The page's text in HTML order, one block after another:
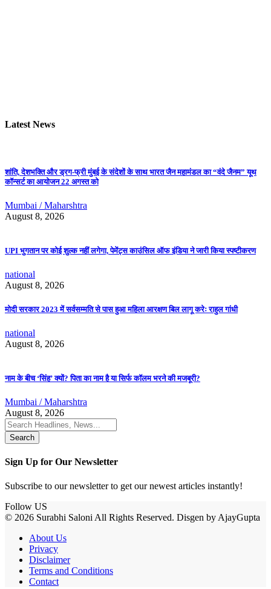
Latest News
शांति, देशभक्ति और ड्रग-फ्री मुंबई के संदेशों के साथ भारत जैन महामंडल का “वंदे जैनम” यूथ
कॉन्सर्ट का आयोजन 22 अगस्त को
Mumbai / Maharshtra
August 8, 2026
UPI भुगतान पर कोई शुल्क नहीं लगेगा, पेमेंट्स काउंसिल ऑफ इंडिया ने जारी किया स्पष्टीकरण
national
August 8, 2026
मोदी सरकार 2023 में सर्वसम्मति से पास हुआ महिला आरक्षण बिल लागू करेः राहुल गांधी
national
August 8, 2026
नाम के बीच ‘सिंह’ क्यों? पिता का नाम है या सिर्फ कॉलम भरने की मजबूरी?
Mumbai / Maharshtra
August 8, 2026
Search
for:
Sign Up for Our Newsletter
Subscribe to our newsletter to get our newest articles instantly!
Follow US
© 2026 Surabhi Saloni All Rights Reserved. Disgen by AjayGupta
About Us
Privacy
Disclaimer
Terms and Conditions
Contact